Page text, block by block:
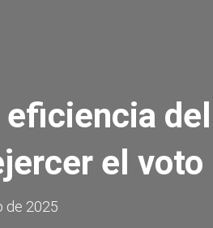
del
el voto
de 2025